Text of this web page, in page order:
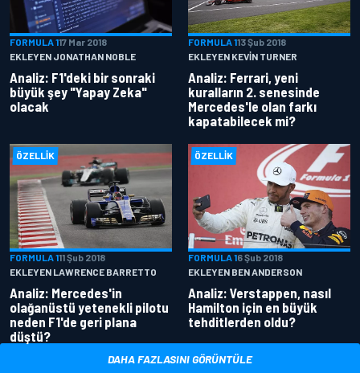
FORMULA 117 Mar 2018
EKLEYEN JONATHAN NOBLE
Analiz: F1'deki bir sonraki
büyük şey "Yapay Zeka"
olacak
FORMULA 113 Şub 2018
EKLEYEN KEVIN TURNER
Analiz: Ferrari, yeni
kuralların 2. senesinde
Mercedes'le olan farkı
kapatabilecek mi?
ÖZELLIK
FORMULA 111 Şub 2018
EKLEYEN LAWRENCE BARRETTO
Analiz: Mercedes'in
olağanüstü yetenekli pilotu
neden F1'de geri plana
düştü?
ÖZELLIK
FORMULA 16 Şub 2018
EKLEYEN BEN ANDERSON
Analiz: Verstappen, nasıl
Hamilton için en büyük
tehditlerden oldu?
DAHA FAZLASINI GÖRÜNTÜLE